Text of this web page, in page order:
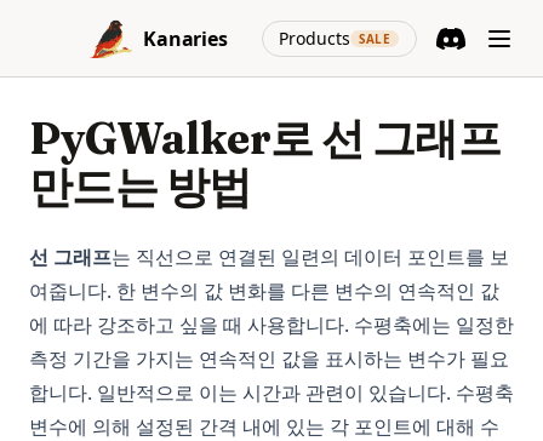
Skip to content
Kanaries
Products SALE
(opens in a
PyGWalker로 선 그래프
만드는 방법
선 그래프는 직선으로 연결된 일련의 데이터 포인트를 보
여줍니다. 한 변수의 값 변화를 다른 변수의 연속적인 값
에 따라 강조하고 싶을 때 사용합니다. 수평축에는 일정한
측정 기간을 가지는 연속적인 값을 표시하는 변수가 필요
합니다. 일반적으로 이는 시간과 관련이 있습니다. 수평축
변수에 의해 설정된 간격 내에 있는 각 포인트에 대해 수